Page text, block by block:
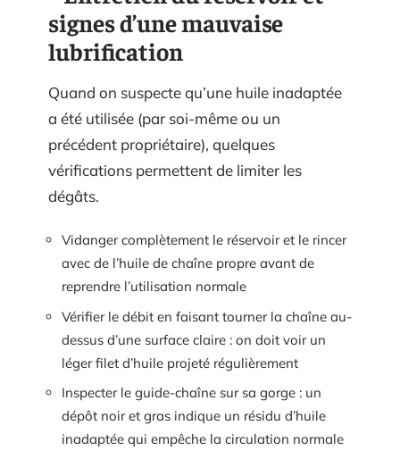
signes d’une mauvaise
lubrification
Quand on suspecte qu’une huile inadaptée
a été utilisée (par soi-même ou un
précédent propriétaire), quelques
vérifications permettent de limiter les
dégâts.
Vidanger complètement le réservoir et le rincer
avec de l’huile de chaîne propre avant de
reprendre l’utilisation normale
Vérifier le débit en faisant tourner la chaîne au-
dessus d’une surface claire : on doit voir un
léger filet d’huile projeté régulièrement
Inspecter le guide-chaîne sur sa gorge : un
dépôt noir et gras indique un résidu d’huile
inadaptée qui empêche la circulation normale